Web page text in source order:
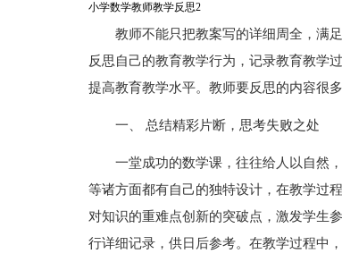
小学数学教师教学反思2
教师不能只把教案写的详细周全，满
反思自己的教育教学行为，记录教育教学
提高教育教学水平。教师要反思的内容很
一、 总结精彩片断，思考失败之处
一堂成功的数学课，往往给人以自然
等诸方面都有自己的独特设计，在教学过
对知识的重难点创新的突破点，激发学生
行详细记录，供日后参考。在教学过程中